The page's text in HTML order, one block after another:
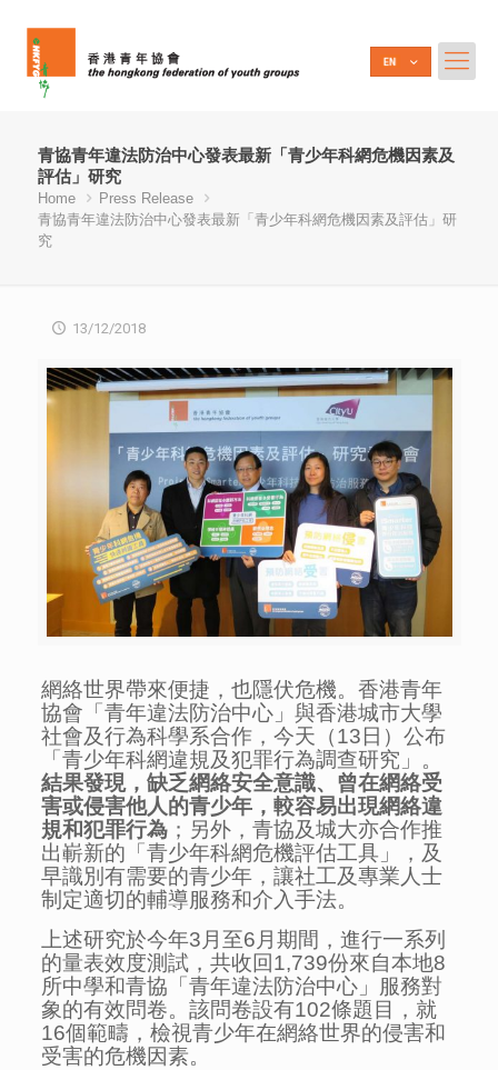
青協青年違法防治中心發表最新「青少年科網危機因素及
評估」研究
Home
Press Release
青協青年違法防治中心發表最新「青少年科網危機因素及評估」研
究
13/12/2018
網絡世界帶來便捷，也隱伏危機。香港青年
協會「青年違法防治中心」與香港城市大學
社會及行為科學系合作，今天（13日）公布
「青少年科網違規及犯罪行為調查研究」。
結果發現，缺乏網絡安全意識、曾在網絡受
害或侵害他人的青少年，較容易出現網絡違
規和犯罪行為 ；另外，青協及城大亦合作推
出嶄新的「青少年科網危機評估工具」，及
早識別有需要的青少年，讓社工及專業人士
制定適切的輔導服務和介入手法。
上述研究於今年3月至6月期間，進行一系列
的量表效度測試，共收回1,739份來自本地8
所中學和青協「青年違法防治中心」服務對
象的有效問卷。該問卷設有102條題目，就
16個範疇，檢視青少年在網絡世界的侵害和
受害的危機因素。